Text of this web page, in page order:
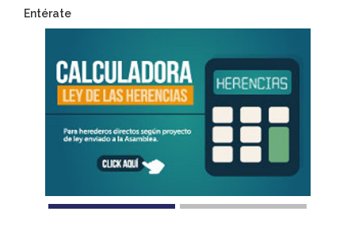
Entérate